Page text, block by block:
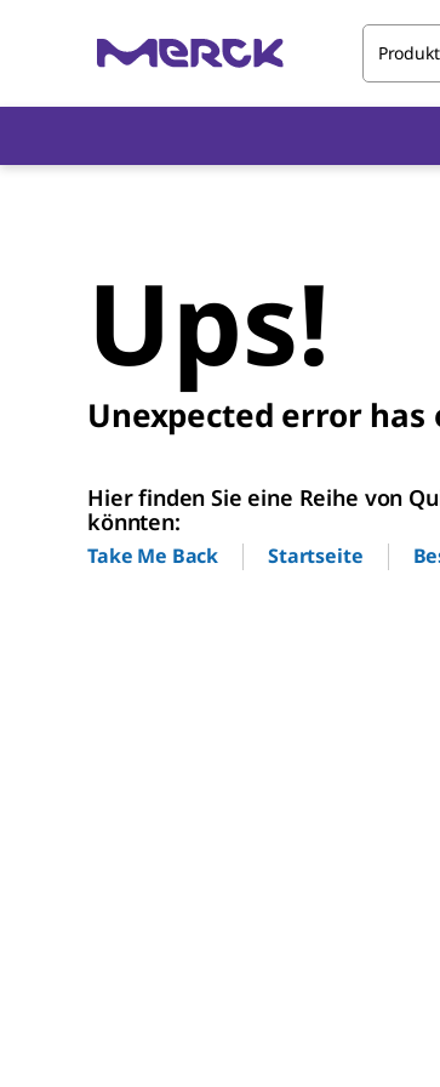
Ups!
Unexpected error has
Hier finden Sie eine Reihe von
könnten:
Take Me Back Startseite